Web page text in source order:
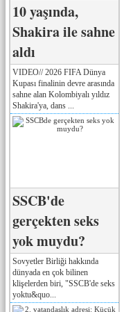
10 yaşında,
Shakira ile sahne
aldı
VIDEO// 2026 FIFA Dünya
Kupası finalinin devre arasında
sahne alan Kolombiyalı yıldız
Shakira'ya, dans ...
SSCB'de
gerçekten seks
yok muydu?
Sovyetler Birliği hakkında
dünyada en çok bilinen
klişelerden biri, "SSCB'de seks
yoktu&quo...